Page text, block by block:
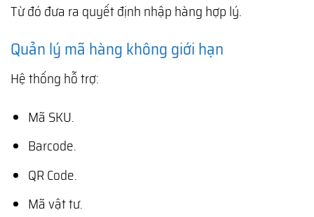
Từ đó đưa ra quyết định nhập hàng hợp lý.
Quản lý mã hàng không giới hạn
Hệ thống hỗ trợ:
Mã SKU.
Barcode.
QR Code.
Mã vật tư.